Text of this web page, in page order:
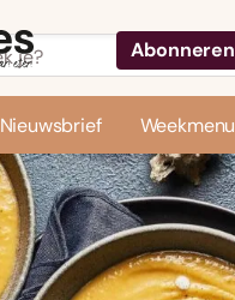
Abonneren
Nieuwsbrief Weekmenu